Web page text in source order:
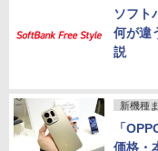
ソフト
何が違
説
新機種
「
価格・